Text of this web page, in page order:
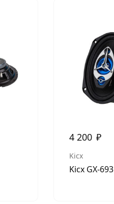
4 200 ₽
Kicx
Kicx GX-693